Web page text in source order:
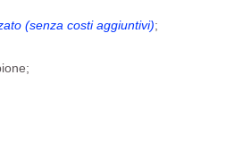
(senza costi aggiuntivi);